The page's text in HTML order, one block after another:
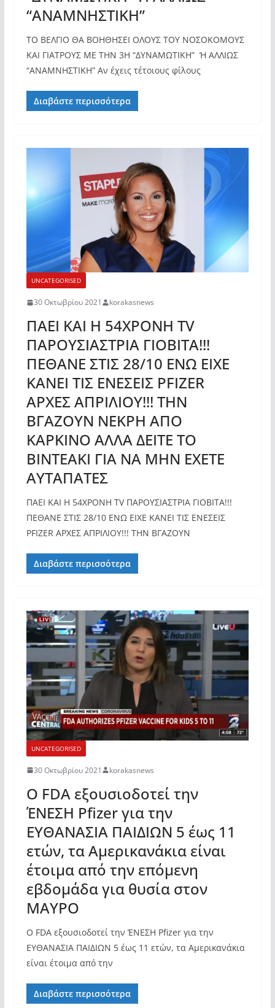
“ΑΝΑΜΝΗΣΤΙΚΗ”
ΤΟ ΒΕΛΓΙΟ ΘΑ ΒΟΗΘΗΣΕΙ ΟΛΟΥΣ ΤΟΥ ΝΟΣΟΚΟΜΟΥΣ
ΚΑΙ ΓΙΑΤΡΟΥΣ ΜΕ ΤΗΝ 3Η “ΔΥΝΑΜΩΤΙΚΗ” Ή ΑΛΛΙΩΣ
“ΑΝΑΜΝΗΣΤΙΚΗ” Αν έχεις τέτοιους φίλους
Διαβάστε περισσότερα
UNCATEGORISED
30 Οκτωβρίου 2021 korakasnews
ΠΑΕΙ ΚΑΙ Η 54ΧΡΟΝΗ TV
ΠΑΡΟΥΣΙΑΣΤΡΙΑ ΓΙΟΒΙΤΑ!!!
ΠΕΘΑΝΕ ΣΤΙΣ 28/10 ΕΝΩ ΕΙΧΕ
ΚΑΝΕΙ ΤΙΣ ΕΝΕΣΕΙΣ PFIZER
ΑΡΧΕΣ ΑΠΡΙΛΙΟΥ!!! ΤΗΝ
ΒΓΑΖΟΥΝ ΝΕΚΡΗ ΑΠΟ
ΚΑΡΚΙΝΟ ΑΛΛΑ ΔΕΙΤΕ ΤΟ
ΒΙΝΤΕΑΚΙ ΓΙΑ ΝΑ ΜΗΝ ΕΧΕΤΕ
ΑΥΤΑΠΑΤΕΣ
ΠΑΕΙ ΚΑΙ Η 54ΧΡΟΝΗ TV ΠΑΡΟΥΣΙΑΣΤΡΙΑ ΓΙΟΒΙΤΑ!!!
ΠΕΘΑΝΕ ΣΤΙΣ 28/10 ΕΝΩ ΕΙΧΕ ΚΑΝΕΙ ΤΙΣ ΕΝΕΣΕΙΣ
PFIZER ΑΡΧΕΣ ΑΠΡΙΛΙΟΥ!!! ΤΗΝ ΒΓΑΖΟΥΝ
Διαβάστε περισσότερα
UNCATEGORISED
30 Οκτωβρίου 2021 korakasnews
Ο FDA εξουσιοδοτεί την
ΈΝΕΣΗ Pfizer για την
ΕΥΘΑΝΑΣΙΑ ΠΑΙΔΙΩΝ 5 έως 11
ετών, τα Αμερικανάκια είναι
έτοιμα από την επόμενη
εβδομάδα για θυσία στον
ΜΑΥΡΟ
Ο FDA εξουσιοδοτεί την ΈΝΕΣΗ Pfizer για την
ΕΥΘΑΝΑΣΙΑ ΠΑΙΔΙΩΝ 5 έως 11 ετών, τα Αμερικανάκια
είναι έτοιμα από την
Διαβάστε περισσότερα